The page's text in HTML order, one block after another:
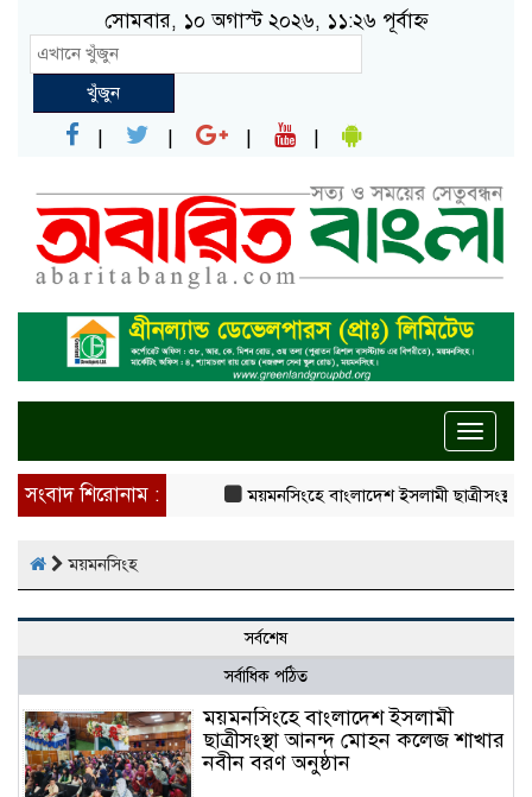
সোমবার, ১০ অগাস্ট ২০২৬, ১১:২৬ পূর্বাহ্ন
খুঁজুন
Toggle
সংবাদ শিরোনাম :
ময়মনসিংহে বাংলাদেশ ইসলামী ছাত্রীসংস্থা
ময়মনসিংহ
সর্বশেষ
সর্বাধিক পঠিত
ময়মনসিংহে বাংলাদেশ ইসলামী
ছাত্রীসংস্থা আনন্দ মোহন কলেজ শাখার
নবীন বরণ অনুষ্ঠান